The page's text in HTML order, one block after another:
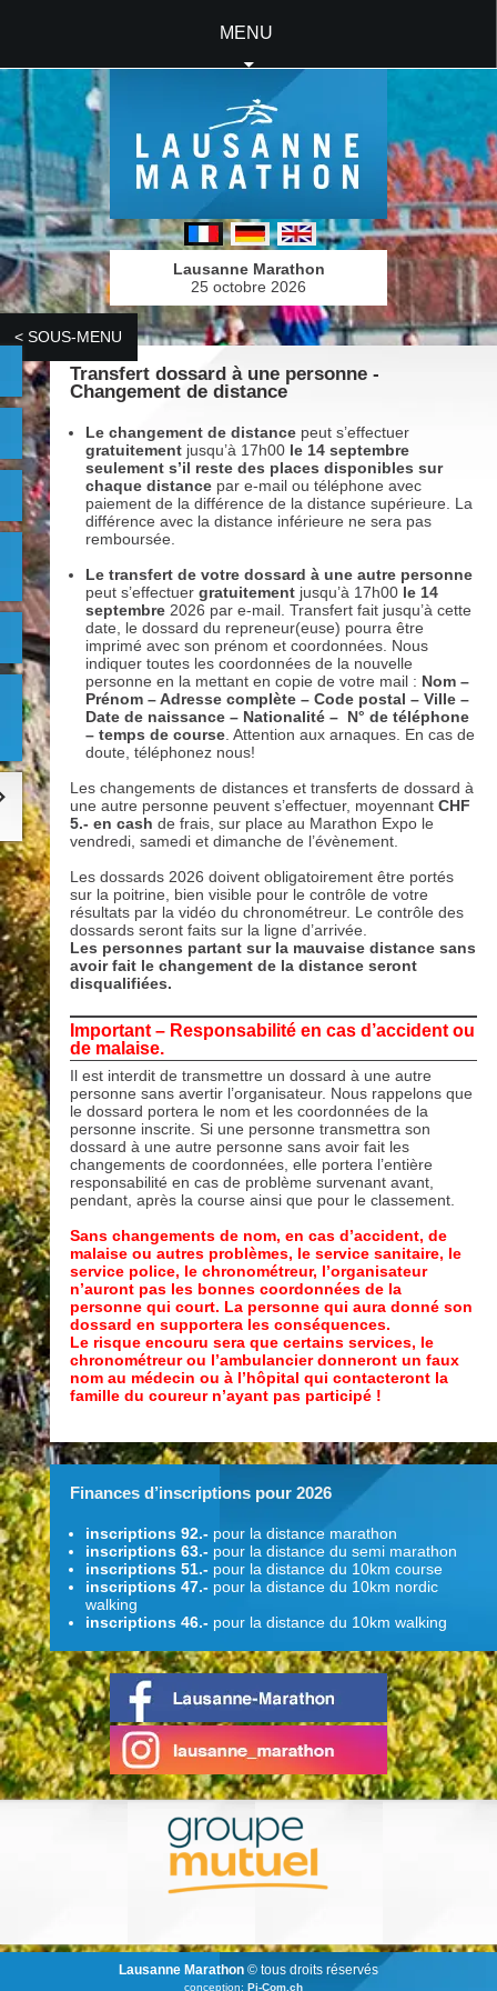
MENU
Lausanne Marathon
25 octobre 2026
< SOUS-MENU
Transfert dossard à une personne -
Changement de distance
Le changement de distancepeut s’effectuer
gratuitementjusqu’à 17h00 le 14 septembre
seulement s’il reste des places disponibles sur
chaque distance par e-mail ou téléphone avec
paiement de la différence de la distance supérieure. La
différence avec la distance inférieure ne sera pas
remboursée.
Le transfert de votre dossard à une autre personne
peut s’effectuer gratuitementjusqu’à 17h00 le 14
septembre2026 par e-mail. Transfert fait jusqu’à cette
date, le dossard du repreneur(euse) pourra être
imprimé avec son prénom et coordonnées. Nous
indiquer toutes les coordonnées de la nouvelle
personne en la mettant en copie de votre mail : Nom –
Prénom – Adresse complète – Code postal – Ville –
Date de naissance – Nationalité – N° de téléphone
– temps de course. Attention aux arnaques. En cas de
doute, téléphonez nous!
Les changements de distances et transferts de dossard à
une autre personne peuvent s’effectuer, moyennant CHF
5.- en cash de frais, sur place au Marathon Expo le
vendredi, samedi et dimanche de l’évènement.
Les dossards 2026 doivent obligatoirement être portés
sur la poitrine, bien visible pour le contrôle de votre
résultats par la vidéo du chronométreur. Le contrôle des
dossards seront faits sur la ligne d’arrivée.
Les personnes partant sur la mauvaise distance sans
avoir fait le changement de la distance seront
disqualifiées.
Important – Responsabilité en cas d’accident ou
de malaise.
Il est interdit de transmettre un dossard à une autre
personne sans avertir l’organisateur. Nous rappelons que
le dossard portera le nom et les coordonnées de la
personne inscrite. Si une personne transmettra son
dossard à une autre personne sans avoir fait les
changements de coordonnées, elle portera l’entière
responsabilité en cas de problème survenant avant,
pendant, après la course ainsi que pour le classement.
Sans changements de nom, en cas d’accident, de
malaise ou autres problèmes, le service sanitaire, le
service police, le chronométreur, l’organisateur
n’auront pas les bonnes coordonnées de la
personne qui court. La personne qui aura donné son
dossard en supportera les conséquences.
Le risque encouru sera que certains services, le
chronométreur ou l’ambulancier donneront un faux
nom au médecin ou à l’hôpital qui contacteront la
famille du coureur n’ayant pas participé !
Finances d’inscriptions pour 2026
inscriptions 92.- pour la distance marathon
inscriptions 63.-pour la distance du semi marathon
inscriptions 51.-pour la distance du 10km course
inscriptions 47.-pour la distance du 10km nordic
walking
inscriptions 46.-pour la distance du 10km walking
Lausanne Marathon © tous droits réservés
conception: Pi-Com.ch